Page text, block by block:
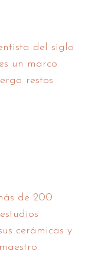
del siglo
un marco
restos
de 200
cerámicas y